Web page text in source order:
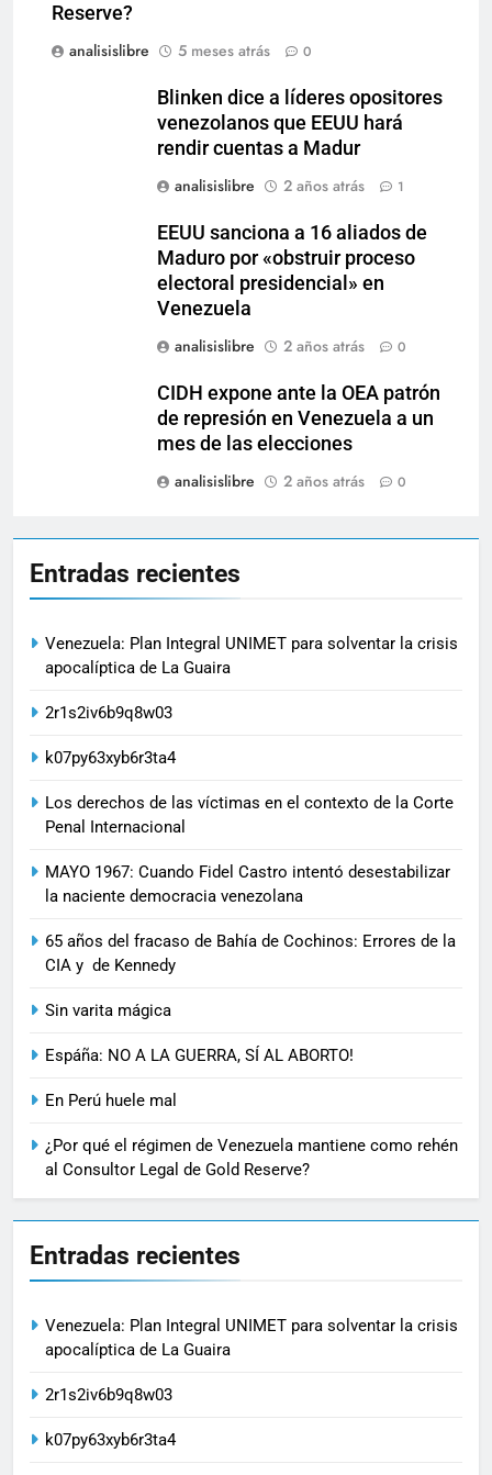
Reserve?
analisislibre
5 meses atrás 0
Blinken dice a líderes opositores
venezolanos que EEUU hará
rendir cuentas a Madur
analisislibre
2 años atrás 1
EEUU sanciona a 16 aliados de
Maduro por «obstruir proceso
electoral presidencial» en
Venezuela
analisislibre
2 años atrás 0
CIDH expone ante la OEA patrón
de represión en Venezuela a un
mes de las elecciones
analisislibre
2 años atrás 0
Entradas recientes
Venezuela: Plan Integral UNIMET para solventar la crisis
apocalíptica de La Guaira
2r1s2iv6b9q8w03
k07py63xyb6r3ta4
Los derechos de las víctimas en el contexto de la Corte
Penal Internacional
MAYO 1967: Cuando Fidel Castro intentó desestabilizar
la naciente democracia venezolana
65 años del fracaso de Bahía de Cochinos: Errores de la
CIA y de Kennedy
Sin varita mágica
Espáña: NO A LA GUERRA, SÍ AL ABORTO!
En Perú huele mal
¿Por qué el régimen de Venezuela mantiene como rehén
al Consultor Legal de Gold Reserve?
Entradas recientes
Venezuela: Plan Integral UNIMET para solventar la crisis
apocalíptica de La Guaira
2r1s2iv6b9q8w03
k07py63xyb6r3ta4